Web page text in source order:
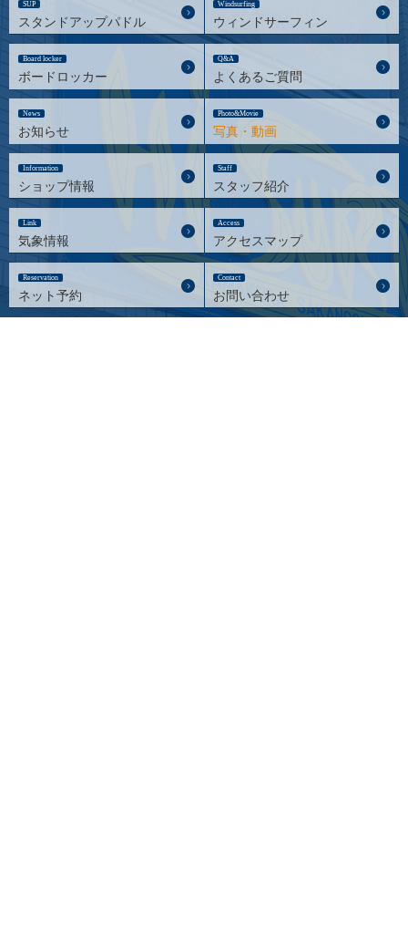
SUP
スタンドアップパドル
Windsurfing
ウィンドサーフィン
Board locker
ボードロッカー
Q&A
よくあるご質問
News
お知らせ
Photo&Movie
写真・動画
Information
ショップ情報
Staff
スタッフ紹介
Link
気象情報
Access
アクセスマップ
Reservation
ネット予約
Contact
お問い合わせ